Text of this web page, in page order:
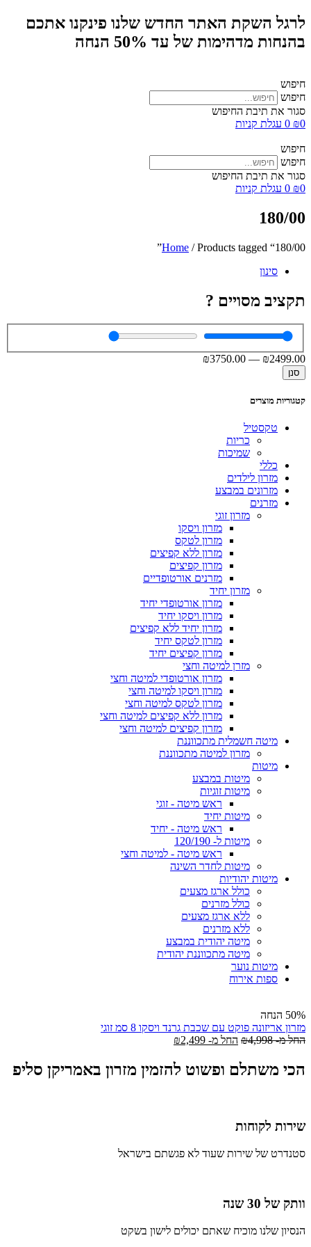
לרגל השקת האתר החדש שלנו פינקנו אתכם
בהנחות מדהימות של עד 50% הנחה
חיפוש
חיפוש
סגור את תיבת החיפוש
₪0
0 עגלת קניות
חיפוש
חיפוש
סגור את תיבת החיפוש
₪0
0 עגלת קניות
180/00
Home / Products tagged “180/00”
סינון
תקציב מסויים ?
₪2499.00
—
₪3750.00
סנן
קטגוריות מוצרים
טקסטיל
כריות
שמיכות
כללי
מזרון לילדים
מזרונים במבצע
מזרנים
מזרון זוגי
מזרון ויסקו
מזרון לטקס
מזרון ללא קפיצים
מזרון קפיצים
מזרנים אורטופדיים
מזרון יחיד
מזרון אורטופדי יחיד
מזרון ויסקו יחיד
מזרון יחיד ללא קפיצים
מזרון לטקס יחיד
מזרון קפיצים יחיד
מזרן למיטה וחצי
מזרון אורטופדי למיטה וחצי
מזרון ויסקו למיטה וחצי
מזרון לטקס למיטה וחצי
מזרון ללא קפיצים למיטה וחצי
מזרון קפיצים למיטה וחצי
מיטה חשמלית מתכווננת
מזרון למיטה מתכווננת
מיטות
מיטות במבצע
מיטות זוגיות
ראש מיטה - זוגי
מיטות יחיד
ראש מיטה - יחיד
מיטות ל- 120/190
ראש מיטה - למיטה וחצי
מיטות לחדר השינה
מיטות יהודיות
כולל ארגז מצעים
כולל מזרנים
ללא ארגז מצעים
ללא מזרנים
מיטה יהודית במבצע
מיטה מתכווננת יהודית
מיטות נוער
ספות אירוח
50% הנחה
מזרון אריזונה פוקט עם שכבת גרנד ויסקו 8 סמ זוגי
החל מ-
₪4,998 החל מ- ₪2,499
הכי משתלם ופשוט להזמין מזרון באמריקן סליפ
שירות לקוחות
סטנדרט של שירות שעוד לא פגשתם בישראל
וותק של 30 שנה
הנסיון שלנו מוכיח שאתם יכולים לישון בשקט